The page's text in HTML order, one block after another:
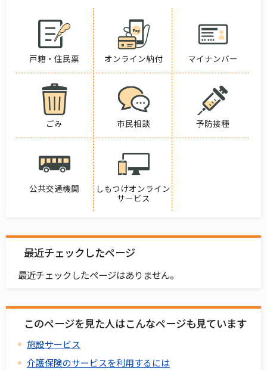
戸籍・住民票 オンライン納付 マイナンバー
ごみ 市民相談 予防接種
公共交通機関
しもつけオンライン
サービス
最近チェックしたページ
最近チェックしたページはありません。
このページを見た人はこんなページも見ています
施設サービス
介護保険のサービスを利用するには